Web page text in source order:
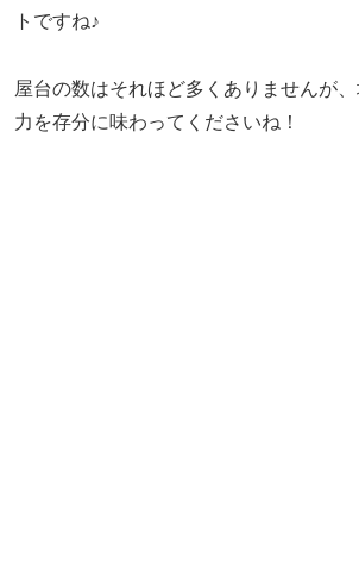
トですね♪
屋台の数はそれほど多くありませんが
力を存分に味わってくださいね！